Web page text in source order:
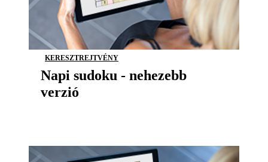
KERESZTREJTVÉNY
Napi sudoku - nehezebb
verzió